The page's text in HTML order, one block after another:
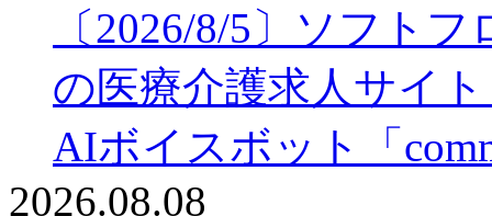
〔2026/8/5〕ソフト
の医療介護求人サイ
AIボイスボット「
2026.08.08